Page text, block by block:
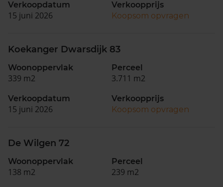
Verkoopdatum
15 juni 2026
Verkoopprijs
Koopsom opvragen
Koekanger Dwarsdijk 83
Woonoppervlak
339 m2
Perceel
3.711 m2
Verkoopdatum
15 juni 2026
Verkoopprijs
Koopsom opvragen
De Wilgen 72
Woonoppervlak
138 m2
Perceel
239 m2